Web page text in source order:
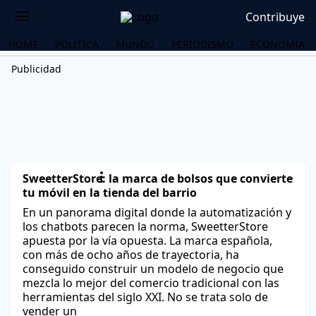
Contribuye
HOME POLÍTICA MUNDO PERIODISMO
ECONOMÍA
Publicidad
SweetterStore: la marca de bolsos que convierte
tu móvil en la tienda del barrio
En un panorama digital donde la automatización y
los chatbots parecen la norma, SweetterStore
apuesta por la vía opuesta. La marca española,
con más de ocho años de trayectoria, ha
conseguido construir un modelo de negocio que
mezcla lo mejor del comercio tradicional con las
herramientas del siglo XXI. No se trata solo de
vender un